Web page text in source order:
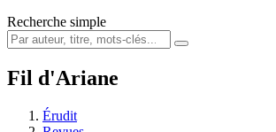
Recherche simple
Fil d'Ariane
Érudit